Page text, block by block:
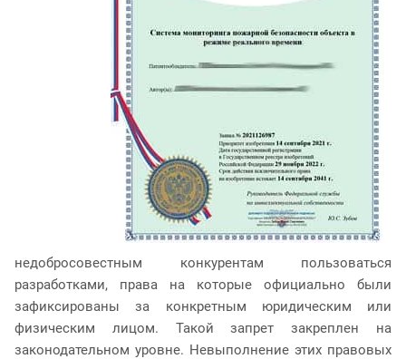
недобросовестным конкурентам пользоваться
разработками, права на которые официально были
зафиксированы за конкретным юридическим или
физическим лицом. Такой запрет закреплен на
законодательном уровне. Невыполнение этих правовых